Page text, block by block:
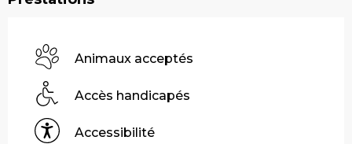
Animaux acceptés
Accès handicapés
Accessibilité